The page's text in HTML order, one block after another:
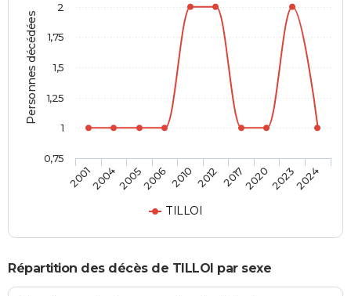
Personnes décédées
TILLOI
2001200420052006 2010 2012 2017202020232024
0,75
1
1,25
1,5
1,75
2
Répartition des décès de TILLOI par sexe